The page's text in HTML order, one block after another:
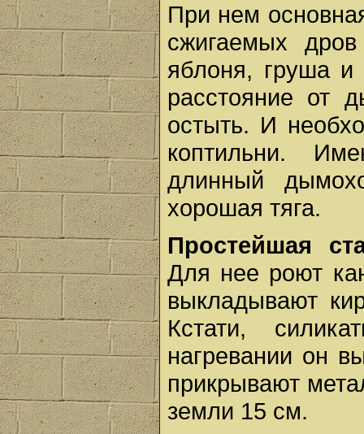
При нем
сжигаемых
яблоня, груша и
расстояние от
остыть. И
коптильни.
длинный
хорошая тяга.
Простейшая
Для нее роют
выкладывают
Кстати,
нагревании он
прикрывают
земли 15 см.